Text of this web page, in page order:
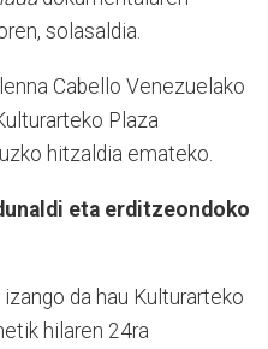
solasaldia.
Cabello Venezuelako
Plaza
hitzaldia emateko.
eta erditzeondoko
da hau Kulturarteko
hilaren 24ra